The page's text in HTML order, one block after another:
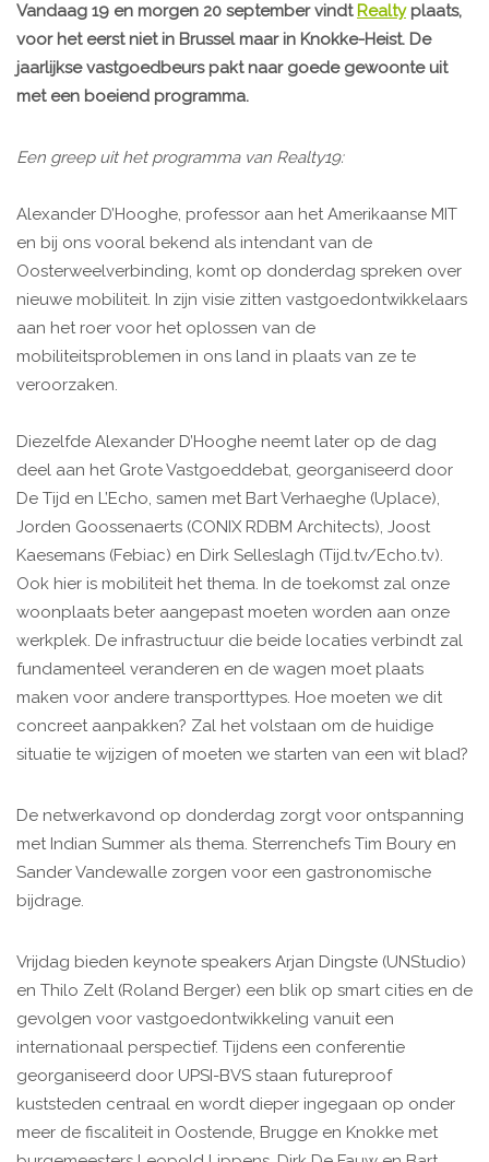
Vandaag 19 en morgen 20 september vindt Realtyplaats,
voor het eerst niet in Brussel maar in Knokke-Heist. De
jaarlijkse vastgoedbeurs pakt naar goede gewoonte uit
met een boeiend programma.
Een greep uit het programma van Realty19:
Alexander D’Hooghe, professor aan het Amerikaanse MIT
en bij ons vooral bekend als intendant van de
Oosterweelverbinding, komt op donderdag spreken over
nieuwe mobiliteit. In zijn visie zitten vastgoedontwikkelaars
aan het roer voor het oplossen van de
mobiliteitsproblemen in ons land in plaats van ze te
veroorzaken.
Diezelfde Alexander D’Hooghe neemt later op de dag
deel aan het Grote Vastgoeddebat, georganiseerd door
De Tijd en L’Echo, samen met Bart Verhaeghe (Uplace),
Jorden Goossenaerts (CONIX RDBM Architects), Joost
Kaesemans (Febiac) en Dirk Selleslagh (Tijd.tv/Echo.tv).
Ook hier is mobiliteit het thema. In de toekomst zal onze
woonplaats beter aangepast moeten worden aan onze
werkplek. De infrastructuur die beide locaties verbindt zal
fundamenteel veranderen en de wagen moet plaats
maken voor andere transporttypes. Hoe moeten we dit
concreet aanpakken? Zal het volstaan om de huidige
situatie te wijzigen of moeten we starten van een wit blad?
De netwerkavond op donderdag zorgt voor ontspanning
met Indian Summer als thema. Sterrenchefs Tim Boury en
Sander Vandewalle zorgen voor een gastronomische
bijdrage.
Vrijdag bieden keynote speakers Arjan Dingste (UNStudio)
en Thilo Zelt (Roland Berger) een blik op smart cities en de
gevolgen voor vastgoedontwikkeling vanuit een
internationaal perspectief. Tijdens een conferentie
georganiseerd door UPSI-BVS staan futureproof
kuststeden centraal en wordt dieper ingegaan op onder
meer de fiscaliteit in Oostende, Brugge en Knokke met